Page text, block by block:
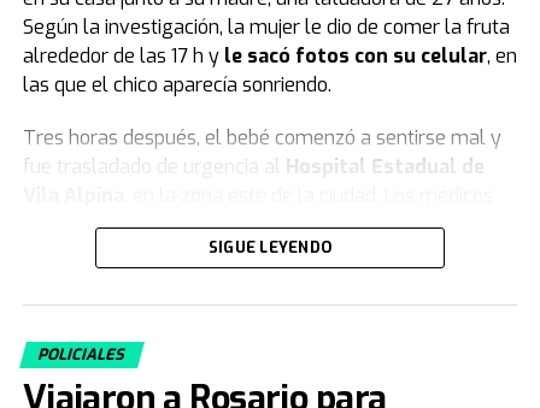
Según la investigación, la mujer le dio de comer la fruta
alrededor de las 17 h y le sacó fotos con su celular, en
las que el chico aparecía sonriendo.
Tres horas después, el bebé comenzó a sentirse mal y
fue trasladado de urgencia al Hospital Estadual de
no lograron salvarlo.
El informe forense y la declaración de la
Según las primeras pericias forenses, el pequeño Dante
habría ingerido veneno para ratas.
SIGUE LEYENDO
POLICIALES
Viajaron a Rosario para